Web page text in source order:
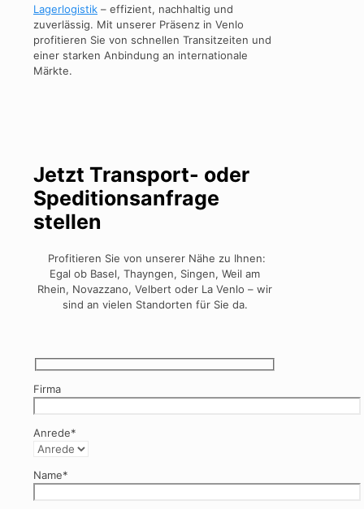
Lagerlogistik – effizient, nachhaltig und
zuverlässig. Mit unserer Präsenz in Venlo
profitieren Sie von schnellen Transitzeiten und
einer starken Anbindung an internationale
Märkte.
Jetzt Transport- oder
Speditionsanfrage
stellen
Profitieren Sie von unserer Nähe zu Ihnen:
Egal ob Basel, Thayngen, Singen, Weil am
Rhein, Novazzano, Velbert oder La Venlo – wir
sind an vielen Standorten für Sie da.
Firma
Anrede*
Name*